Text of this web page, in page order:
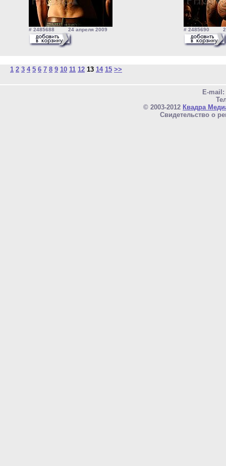
# 2485688 24 апреля 2009 # 2485690 24
1 2 3 4 5 6 7 8 9 10 11 12 13 14 15 >>
E-mail:
© 2003-2012 Квадра
Свидетельство о